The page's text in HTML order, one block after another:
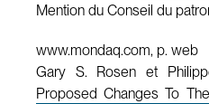
Mention du Conseil du
www.mondaq.com, p. web
Gary S. Rosen et
Proposed Changes To